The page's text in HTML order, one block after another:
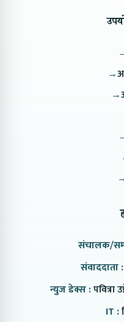
→
→
संचालक/
संवाददाता :
न्युज डेक्स :पवित्रा
IT :